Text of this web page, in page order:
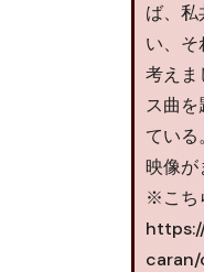
ば、
い、
考えま
ス曲を
てい
映像が
※こち
caran/